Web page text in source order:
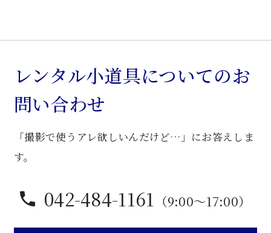
ド
個
レンタル小道具についてのお
問い合わせ
「撮影で使うアレ欲しいんだけど…」にお答えしま
す。
042-484-1161 （9:00〜17:00）